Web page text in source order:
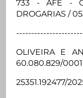
733 - AFE -
DROGARIAS /
OLIVEIRA E
60.080.829/
25351.192477/